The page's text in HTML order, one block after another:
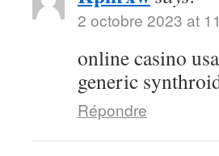
2 octobre 2023 at
online casino usa
generic
Répondre